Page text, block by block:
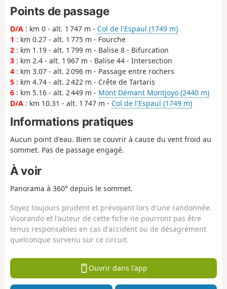
Points de passage
D/A : km 0 - alt. 1 747 m - Col de l'Espaul (1749 m)
1 : km 0.27 - alt. 1 775 m - Fourche
2 : km 1.19 - alt. 1 799 m - Balise 8 - Bifurcation
3 : km 2.4 - alt. 1 967 m - Balise 44 - Intersection
4 : km 3.07 - alt. 2 096 m - Passage entre rochers
5 : km 4.74 - alt. 2 422 m - Crête de Tartaris
6 : km 5.16 - alt. 2 449 m - Mont Démant Montjoyo (2440 m)
D/A : km 10.31 - alt. 1 747 m - Col de l'Espaul (1749 m)
Informations pratiques
Aucun point d'eau. Bien se couvrir à cause du vent froid au
sommet. Pas de passage engagé.
À voir
Panorama à 360° depuis le sommet.
Soyez toujours prudent et prévoyant lors d'une randonnée.
Visorando et l'auteur de cette fiche ne pourront pas être
tenus responsables en cas d'accident ou de désagrément
quelconque survenu sur ce circuit.
Ouvrir dans l'app